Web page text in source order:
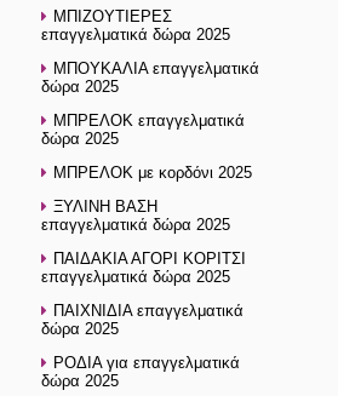
ΜΠΙΖΟΥΤΙΕΡΕΣ
επαγγελματικά δώρα 2025
ΜΠΟΥΚΑΛΙΑ επαγγελματικά
δώρα 2025
ΜΠΡΕΛΟΚ επαγγελματικά
δώρα 2025
ΜΠΡΕΛΟΚ με κορδόνι 2025
ΞΥΛΙΝΗ ΒΑΣΗ
επαγγελματικά δώρα 2025
ΠΑΙΔΑΚΙΑ ΑΓΟΡΙ ΚΟΡΙΤΣΙ
επαγγελματικά δώρα 2025
ΠΑΙΧΝΙΔΙΑ επαγγελματικά
δώρα 2025
ΡΟΔΙΑ για επαγγελματικά
δώρα 2025